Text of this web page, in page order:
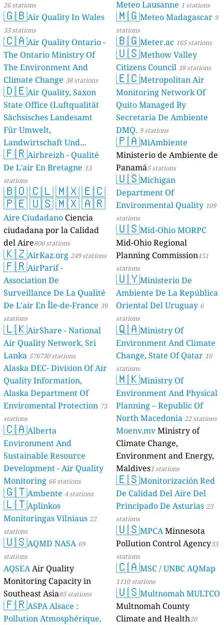
26 stations
🇬🇧Air Quality In Wales
33 stations
🇨🇦Air Quality Ontario -
The Ontario Ministry Of
The Environment And
Climate Change 38 stations
🇩🇪Air Quality, Saxon
State Office (Luftqualität
Sächsisches Landesamt
Für Umwelt,
Landwirtschaft Und
Geologie) 50 stations
🇫🇷Airbreizh - Qualité
De L'air En Bretagne 13
stations
🇧🇴🇨🇱🇲🇽🇪🇨
🇵🇪🇺🇸🇲🇽🇦🇷
Aire Ciudadano Ciencia
ciudadana por la Calidad
del Aire806 stations
🇰🇿AirKaz.org 249 stations
🇫🇷AirParif -
Association De
Surveillance De La Qualité
De L'air En Île-de-France 39
stations
🇱🇰AirShare - National
Air Quality Network, Sri
Lanka 576730 stations
Alaska DEC- Division Of Air
Quality Information,
Alaska Department Of
Enviromental Protection 73
stations
🇨🇦Alberta
Environment And
Sustainable Resource
Development - Air Quality
Monitoring 66 stations
🇬🇹Ambente 4 stations
🇱🇹Aplinkos
Monitoringas Vilniaus 22
stations
🇺🇸AQMD NASA 69
stations
AQSEAAir Quality
Monitoring Capacity in
Southeast Asia85 stations
🇫🇷ASPA Alsace :
Pollution Atmosphérique,
Meteo Lausanne 1 stations
🇲🇬Meteo Madagascar 9
stations
🇧🇬Meter.ac 165 stations
🇺🇸Methow Valley
Citizens Council 38 stations
🇪🇨Metropolitan Air
Monitoring Network Of
Quito Managed By
Secretaria De Ambiente
DMQ. 9 stations
🇵🇦MiAmbiente
Ministerio de Ambiente de
Panamá5 stations
🇺🇸Michigan
Department Of
Environmental Quality 109
stations
🇺🇸Mid-Ohio MORPC
Mid-Ohio Regional
Planning Commission151
stations
🇺🇾Ministerio De
Ambiente De La República
Oriental Del Uruguay 6
stations
🇶🇦Ministry Of
Environment And Climate
Change, State Of Qatar 16
stations
🇲🇰Ministry Of
Environment And Physical
Planning – Republic Of
North Macedonia 22 stations
Moenv.mvMinistry of
Climate Change,
Environment and Energy,
Maldives1 stations
🇪🇸Monitorización Red
De Calidad Del Aire Del
Principado De Asturias 23
stations
🇺🇸MPCAMinnesota
Pollution Control Agency33
stations
🇨🇦MSC / UNBC AQMap
1110 stations
🇺🇸Multnomah MULTCO
Multnomah County
Climate and Health20